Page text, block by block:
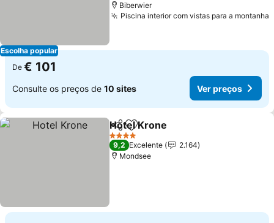
Escolha popular
Biberwier
Piscina interior com vistas para a montanha
De € 101
Consulte os preços de 10 sites Ver preços
PartilharAdicionar aos favoritos
Hotel Krone
4 Estrelas
9,2 Excelente
2.164
Mondsee